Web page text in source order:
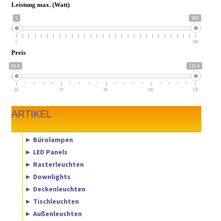
Leistung max. (Watt)
5 500
5 500
Preis
69 € 110 €
69 79 90 100 110
ARTIKEL
► Bürolampen
► LED Panels
► Rasterleuchten
► Downlights
► Deckenleuchten
► Tischleuchten
► Außenleuchten